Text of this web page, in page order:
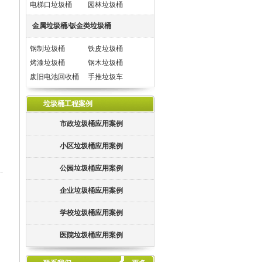
电梯口垃圾桶
园林垃圾桶
金属垃圾桶/钣金类垃圾桶
钢制垃圾桶
铁皮垃圾桶
烤漆垃圾桶
钢木垃圾桶
废旧电池回收桶
手推垃圾车
垃圾桶工程案例
市政垃圾桶应用案例
小区垃圾桶应用案例
公园垃圾桶应用案例
企业垃圾桶应用案例
学校垃圾桶应用案例
医院垃圾桶应用案例